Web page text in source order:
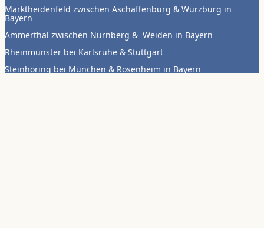
Marktheidenfeld zwischen Aschaffenburg & Würzburg in
Bayern
Ammerthal zwischen Nürnberg & Weiden in Bayern
Rheinmünster bei Karlsruhe & Stuttgart
Steinhöring bei München & Rosenheim in Bayern